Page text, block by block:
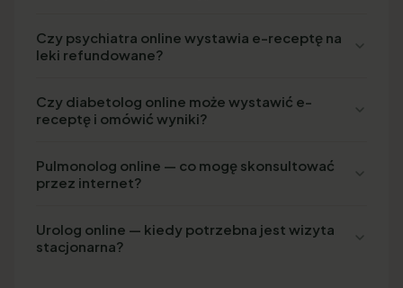
Czy psychiatra online wystawia e-receptę na
leki refundowane?
Czy diabetolog online może wystawić e-
receptę i omówić wyniki?
Pulmonolog online — co mogę skonsultować
przez internet?
Urolog online — kiedy potrzebna jest wizyta
stacjonarna?